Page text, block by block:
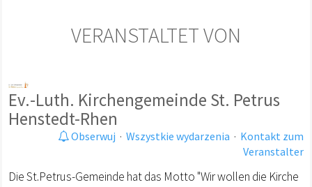
VERANSTALTET VON
Ev.-Luth. Kirchengemeinde St. Petrus
Henstedt-Rhen
Obserwuj · Wszystkie wydarzenia · Kontakt zum
Veranstalter
Die St.Petrus-Gemeinde hat das Motto "Wir wollen die Kirche